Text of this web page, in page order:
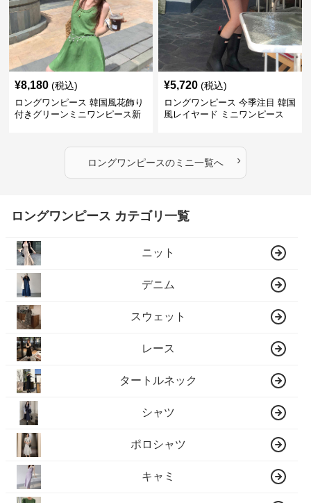
¥8,180 (税込)
ロングワンピース 韓国風花飾り
付きグリーンミニワンピース新
¥5,720 (税込)
ロングワンピース 今季注目 韓国
風レイヤード ミニワンピース
ロングワンピースのミニ一覧へ ›
ロングワンピース カテゴリ一覧
ニット
デニム
スウェット
レース
タートルネック
シャツ
ポロシャツ
キャミ